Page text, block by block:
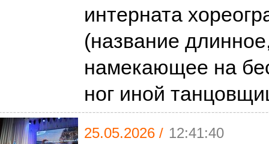
интерната
(название
намекающее на
ног иной
25.05.2026 / 12:41:40